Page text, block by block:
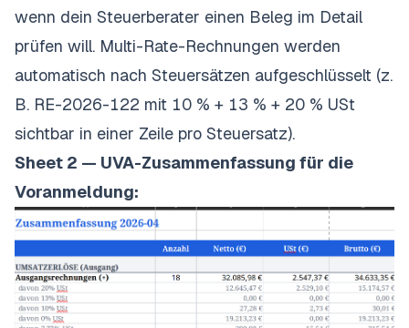
wenn dein Steuerberater einen Beleg im Detail
prüfen will. Multi-Rate-Rechnungen werden
automatisch nach Steuersätzen aufgeschlüsselt (z.
B. RE-2026-122 mit 10 % + 13 % + 20 % USt
sichtbar in einer Zeile pro Steuersatz).
Sheet 2 — UVA-Zusammenfassung für die
Voranmeldung: